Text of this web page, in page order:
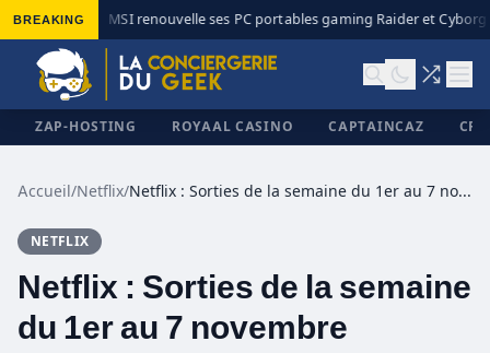
BREAKING MSI renouvelle ses PC portables gaming Raider et Cyborg
ZAP-HOSTING ROYAAL CASINO CAPTAINCAZ
Accueil/Netflix/ Netflix : Sorties de la semaine du 1er au 7 novembre
NETFLIX
Netflix : Sorties de la semaine
du 1er au 7 novembre